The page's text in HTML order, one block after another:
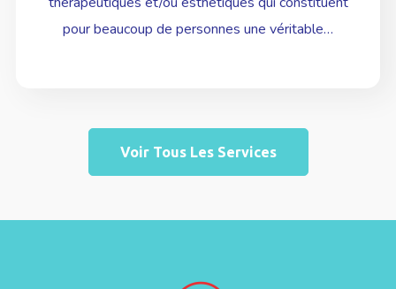
pour beaucoup de personnes une véritable…
Voir Tous Les Services